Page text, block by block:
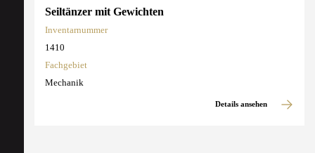
Seiltänzer mit Gewichten
Inventarnummer
1410
Fachgebiet
Mechanik
Details ansehen